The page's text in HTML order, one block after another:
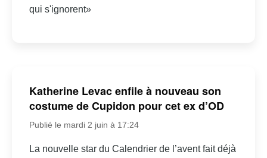
qui s'ignorent»
Katherine Levac enfile à nouveau son
costume de Cupidon pour cet ex d’OD
Publié le mardi 2 juin à 17:24
La nouvelle star du Calendrier de l’avent fait déjà